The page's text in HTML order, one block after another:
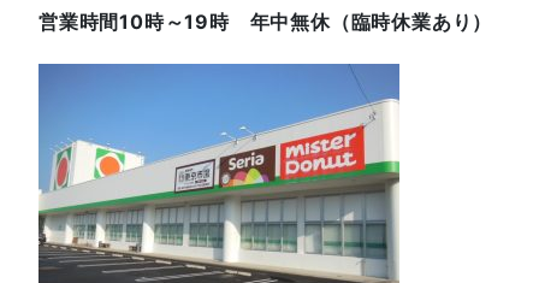
営業時間10時～19時 年中無休（臨時休業あり）